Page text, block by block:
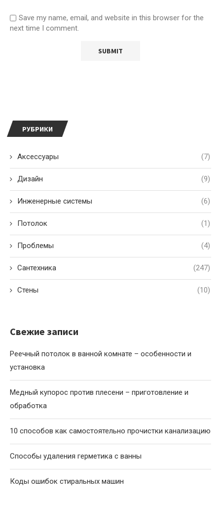
Save my name, email, and website in this browser for the
next time I comment.
РУБРИКИ
Аксессуары (7)
Дизайн (9)
Инженерные системы (6)
Потолок (1)
Проблемы (4)
Сантехника (247)
Стены (10)
Свежие записи
Реечный потолок в ванной комнате – особенности и
установка
Медный купорос против плесени – приготовление и
обработка
10 способов как самостоятельно прочистки канализацию
Способы удаления герметика с ванны
Коды ошибок стиральных машин